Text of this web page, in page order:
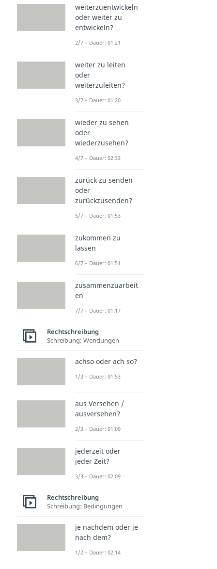
weiterzuentwickeln
oder weiter zu
entwickeln?
2/7 – Dauer: 01:21
weiter zu leiten
oder
weiterzuleiten?
3/7 – Dauer: 01:20
wieder zu sehen
oder
wiederzusehen?
4/7 – Dauer: 02:33
zurück zu senden
oder
zurückzusenden?
5/7 – Dauer: 01:53
zukommen zu
lassen
6/7 – Dauer: 01:51
zusammenzuarbeit
en
7/7 – Dauer: 01:17
Rechtschreibung
Schreibung: Wendungen
achso oder ach so?
1/3 – Dauer: 01:53
aus Versehen /
ausversehen?
2/3 – Dauer: 01:09
jederzeit oder
jeder Zeit?
3/3 – Dauer: 02:09
Rechtschreibung
Schreibung: Bedingungen
je nachdem oder je
nach dem?
1/2 – Dauer: 02:14